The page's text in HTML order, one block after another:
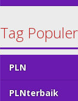
Tag Populer
PLN
PLNterbaik